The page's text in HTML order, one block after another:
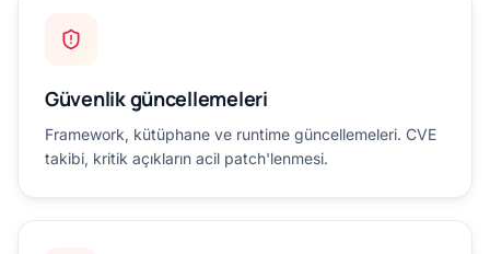
Güvenlik güncellemeleri
Framework, kütüphane ve runtime güncellemeleri. CVE
takibi, kritik açıkların acil patch'lenmesi.